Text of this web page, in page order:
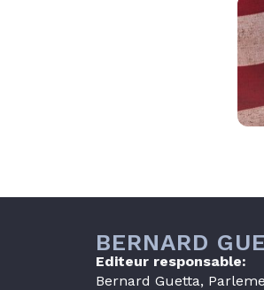
BERNARD
Editeur responsable:
Bernard Guetta,